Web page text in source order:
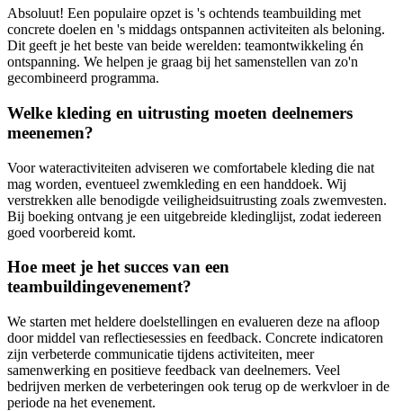
Absoluut! Een populaire opzet is 's ochtends teambuilding met
concrete doelen en 's middags ontspannen activiteiten als beloning.
Dit geeft je het beste van beide werelden: teamontwikkeling én
ontspanning. We helpen je graag bij het samenstellen van zo'n
gecombineerd programma.
Welke kleding en uitrusting moeten deelnemers
meenemen?
Voor wateractiviteiten adviseren we comfortabele kleding die nat
mag worden, eventueel zwemkleding en een handdoek. Wij
verstrekken alle benodigde veiligheidsuitrusting zoals zwemvesten.
Bij boeking ontvang je een uitgebreide kledinglijst, zodat iedereen
goed voorbereid komt.
Hoe meet je het succes van een
teambuildingevenement?
We starten met heldere doelstellingen en evalueren deze na afloop
door middel van reflectiesessies en feedback. Concrete indicatoren
zijn verbeterde communicatie tijdens activiteiten, meer
samenwerking en positieve feedback van deelnemers. Veel
bedrijven merken de verbeteringen ook terug op de werkvloer in de
periode na het evenement.